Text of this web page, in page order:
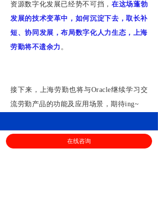
资源数字化发展已经势不可挡， 在这场蓬勃
发展的技术变革中，如何沉淀下去，取长补
短、协同发展，布局数字化人力生态，上海
劳勤将不遗余力 。
接下来，上海劳勤也将与Oracle继续学习交
流劳勤产品的功能及应用场景，期待ing~
上海劳勤信息技术有限公司
在线咨询